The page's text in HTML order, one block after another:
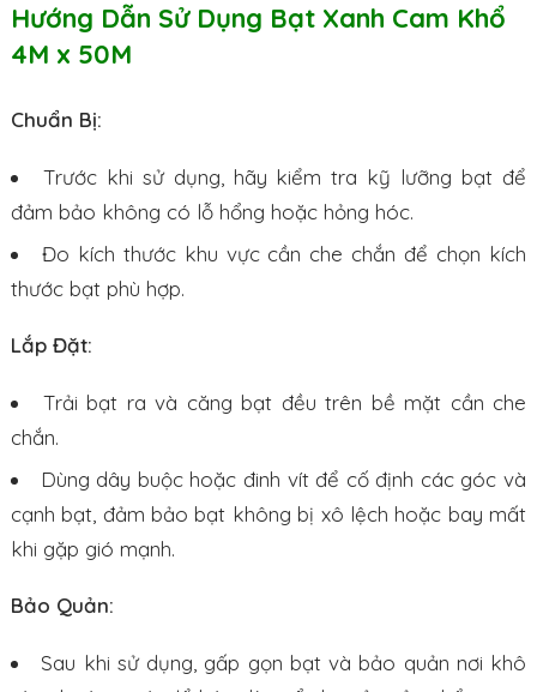
Hướng Dẫn Sử Dụng Bạt Xanh Cam Khổ
4M x 50M
Chuẩn Bị:
Trước khi sử dụng, hãy kiểm tra kỹ lưỡng bạt để
đảm bảo không có lỗ hổng hoặc hỏng hóc.
Đo kích thước khu vực cần che chắn để chọn kích
thước bạt phù hợp.
Lắp Đặt:
Trải bạt ra và căng bạt đều trên bề mặt cần che
chắn.
Dùng dây buộc hoặc đinh vít để cố định các góc và
cạnh bạt, đảm bảo bạt không bị xô lệch hoặc bay mất
khi gặp gió mạnh.
Bảo Quản:
Sau khi sử dụng, gấp gọn bạt và bảo quản nơi khô